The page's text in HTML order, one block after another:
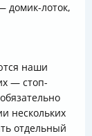
домик-лоток,
наши
— стоп-
нескольких
отдельный